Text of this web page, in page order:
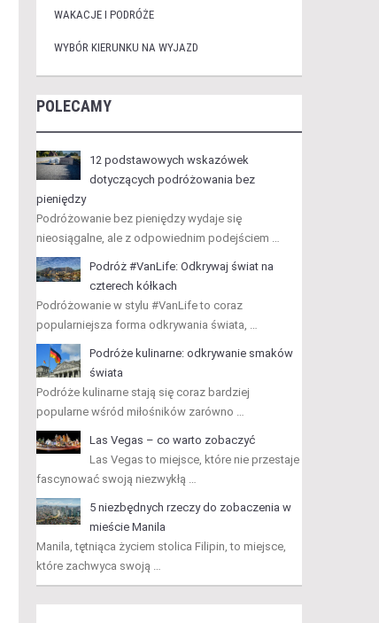
WAKACJE I PODRÓŻE
WYBÓR KIERUNKU NA WYJAZD
POLECAMY
12 podstawowych wskazówek
dotyczących podróżowania bez
pieniędzy
Podróżowanie bez pieniędzy wydaje się
nieosiągalne, ale z odpowiednim podejściem …
Podróż #VanLife: Odkrywaj świat na
czterech kółkach
Podróżowanie w stylu #VanLife to coraz
popularniejsza forma odkrywania świata, …
Podróże kulinarne: odkrywanie smaków
świata
Podróże kulinarne stają się coraz bardziej
popularne wśród miłośników zarówno …
Las Vegas – co warto zobaczyć
Las Vegas to miejsce, które nie przestaje
fascynować swoją niezwykłą …
5 niezbędnych rzeczy do zobaczenia w
mieście Manila
Manila, tętniąca życiem stolica Filipin, to miejsce,
które zachwyca swoją …